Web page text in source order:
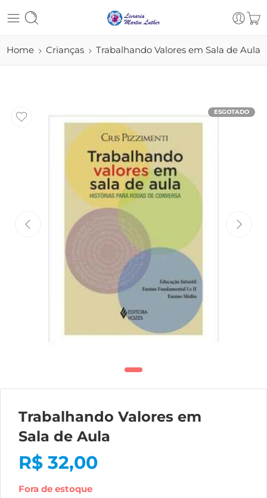
Home Crianças Trabalhando Valores em Sala de Aula
ESGOTADO
Trabalhando Valores em
Sala de Aula
R$ 32,00
Fora de estoque